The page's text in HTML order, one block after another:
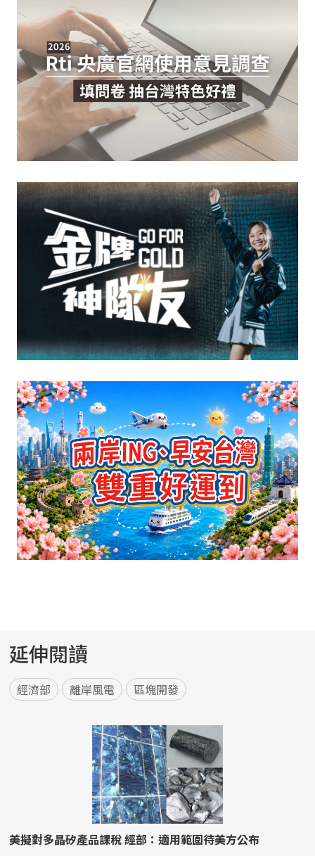
延伸閱讀
經濟部 離岸風電 區塊開發
美擬對多晶矽產品課稅 經部：適用範圍待美方公布